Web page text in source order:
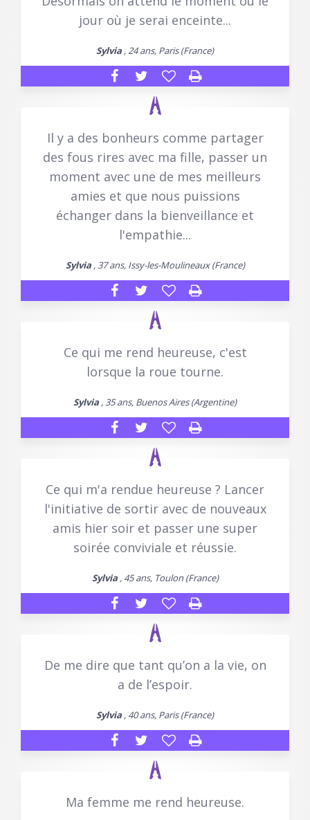
jour où je serai enceinte...
Sylvia , 24 ans, Paris (France)
Il y a des bonheurs comme partager
des fous rires avec ma fille, passer un
moment avec une de mes meilleurs
amies et que nous puissions
échanger dans la bienveillance et
l'empathie...
Sylvia, 37 ans, Issy-les-Moulineaux (France)
Ce qui me rend heureuse, c'est
lorsque la roue tourne.
Sylvia , 35 ans, Buenos Aires (Argentine)
Ce qui m'a rendue heureuse ? Lancer
l'initiative de sortir avec de nouveaux
amis hier soir et passer une super
soirée conviviale et réussie.
Sylvia, 45 ans, Toulon (France)
De me dire que tant qu’on a la vie, on
a de l’espoir.
Sylvia , 40 ans, Paris (France)
Ma femme me rend heureuse.